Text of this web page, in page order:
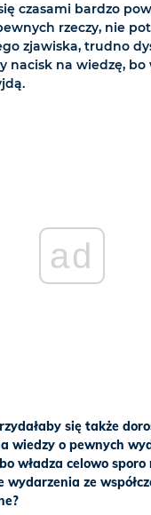
czasami bardzo
rzeczy, nie
zjawiska, trudno
nacisk na wiedzę,
ad
się także
wiedzy o pewnych
władza celowo sporo
wydarzenia ze